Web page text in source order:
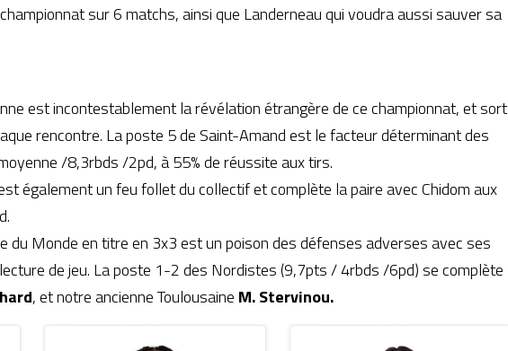
sur 6 matchs, ainsi que Landerneau qui voudra aussi sauver sa
est incontestablement la révélation étrangère de ce championnat, et sort
rencontre. La poste 5 de Saint-Amand est le facteur déterminant des
/8,3rbds /2pd, à 55% de réussite aux tirs.
également un feu follet du collectif et complète la paire avec Chidom aux
du Monde en titre en 3x3 est un poison des défenses adverses avec ses
de jeu. La poste 1-2 des Nordistes (9,7pts / 4rbds /6pd) se complète
, et notre ancienne Toulousaine M. Stervinou.